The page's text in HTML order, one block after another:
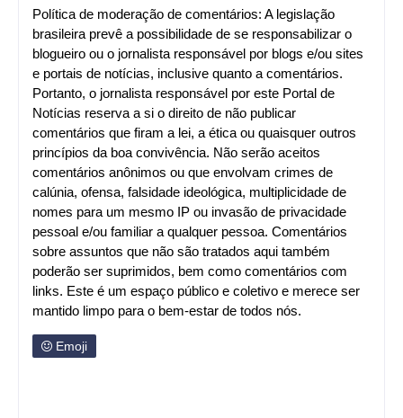
Política de moderação de comentários: A legislação
brasileira prevê a possibilidade de se responsabilizar o
blogueiro ou o jornalista responsável por blogs e/ou sites
e portais de notícias, inclusive quanto a comentários.
Portanto, o jornalista responsável por este Portal de
Notícias reserva a si o direito de não publicar
comentários que firam a lei, a ética ou quaisquer outros
princípios da boa convivência. Não serão aceitos
comentários anônimos ou que envolvam crimes de
calúnia, ofensa, falsidade ideológica, multiplicidade de
nomes para um mesmo IP ou invasão de privacidade
pessoal e/ou familiar a qualquer pessoa. Comentários
sobre assuntos que não são tratados aqui também
poderão ser suprimidos, bem como comentários com
links. Este é um espaço público e coletivo e merece ser
mantido limpo para o bem-estar de todos nós.
Emoji